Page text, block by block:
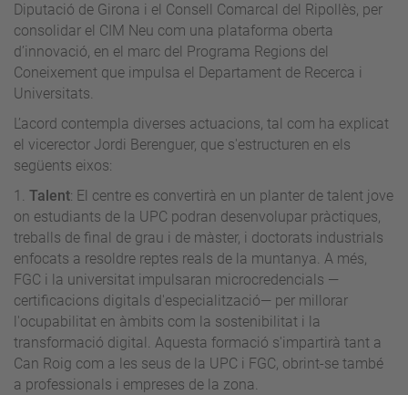
Diputació de Girona i el Consell Comarcal del Ripollès, per
consolidar el CIM Neu com una plataforma oberta
d’innovació, en el marc del Programa Regions del
Coneixement que impulsa el Departament de Recerca i
Universitats.
L’acord contempla diverses actuacions, tal com ha explicat
el vicerector Jordi Berenguer, que s'estructuren en els
següents eixos:
1. Talent: El centre es convertirà en un planter de talent jove
on estudiants de la UPC podran desenvolupar pràctiques,
treballs de final de grau i de màster, i doctorats industrials
enfocats a resoldre reptes reals de la muntanya. A més,
FGC i la universitat impulsaran microcredencials —
certificacions digitals d'especialització— per millorar
l'ocupabilitat en àmbits com la sostenibilitat i la
transformació digital. Aquesta formació s'impartirà tant a
Can Roig com a les seus de la UPC i FGC, obrint-se també
a professionals i empreses de la zona.